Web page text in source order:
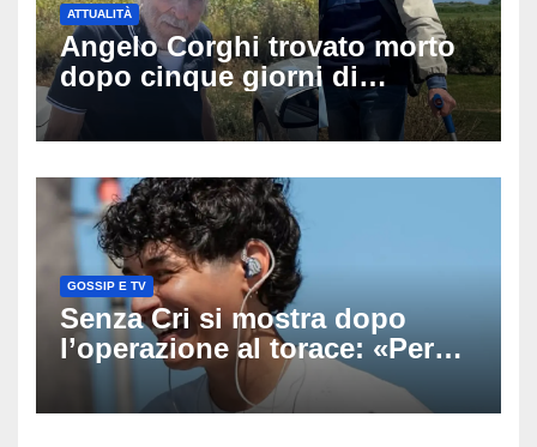
ATTUALITÀ
Angelo Corghi trovato morto
dopo cinque giorni di
ricerche: il giallo dell’80enne
scomparso dopo essere
GOSSIP E TV
Senza Cri si mostra dopo
l’operazione al torace: «Per
anni mi sentivo in trappola», il
racconto sul difficile percorso